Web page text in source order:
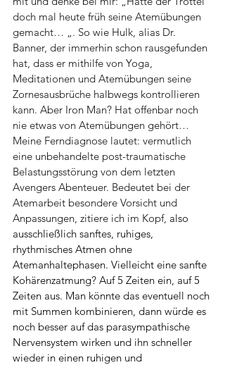
doch mal heute früh seine Atemübungen
gemacht… „. So wie Hulk, alias Dr.
Banner, der immerhin schon rausgefunden
hat, dass er mithilfe von Yoga,
Meditationen und Atemübungen seine
Zornesausbrüche halbwegs kontrollieren
kann. Aber Iron Man? Hat offenbar noch
nie etwas von Atemübungen gehört…
Meine Ferndiagnose lautet: vermutlich
eine unbehandelte post-traumatische
Belastungsstörung von dem letzten
Avengers Abenteuer. Bedeutet bei der
Atemarbeit besondere Vorsicht und
Anpassungen, zitiere ich im Kopf, also
ausschließlich sanftes, ruhiges,
rhythmisches Atmen ohne
Atemanhaltephasen. Vielleicht eine sanfte
Kohärenzatmung? Auf 5 Zeiten ein, auf 5
Zeiten aus. Man könnte das eventuell noch
mit Summen kombinieren, dann würde es
noch besser auf das parasympathische
Nervensystem wirken und ihn schneller
wieder in einen ruhigen und